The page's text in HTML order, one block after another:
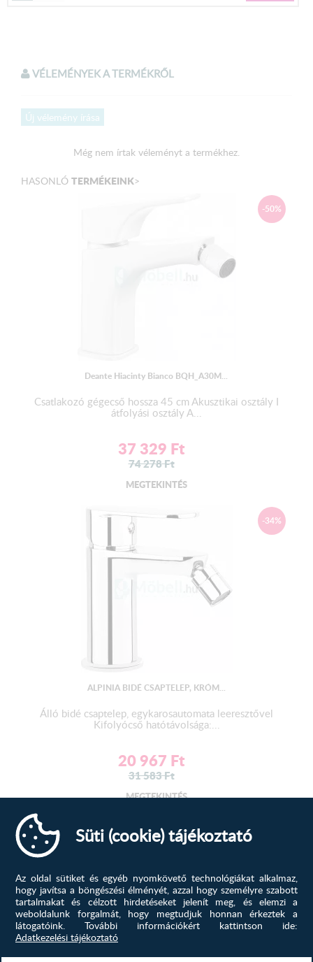
VÉLEMÉNYEK A TERMÉKRŐL
Új vélemény írása
Még nem írtak véleményt a termékhez.
HASONLÓ TERMÉKEINK>
-50%
Deante Hiacinty Bianco BQH_A30M...
Csatlakozó gégecső hossza 45 cm Akusztikai osztály I
átfolyási osztály A...
37 329 Ft
74 278Ft
MEGTEKINTÉS
-34%
ALPINIA BIDÉ CSAPTELEP, KRÓM...
Álló bidé csaptelep, egykarosautomata leeresztővel
Kifolyócső hatótávolsága:...
20 967 Ft
31 583Ft
MEGTEKINTÉS
Süti (cookie) tájékoztató
Az oldal sütiket és egyéb nyomkövető technológiákat alkalmaz,
hogy javítsa a böngészési élményét, azzal hogy személyre szabott
tartalmakat és célzott hirdetéseket jelenít meg, és elemzi a
weboldalunk forgalmát, hogy megtudjuk honnan érkeztek a
látogatóink.
További információkért kattintson ide:
Adatkezelési tájékoztató